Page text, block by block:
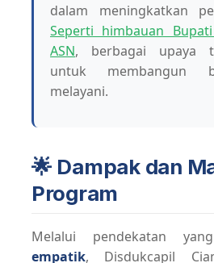
dalam meningkatkan
Seperti himbauan
ASN, berbagai upaya
untuk membangun
melayani.
🌟 Dampak dan
Program
Melalui pendekatan
empatik, Disdukcapil